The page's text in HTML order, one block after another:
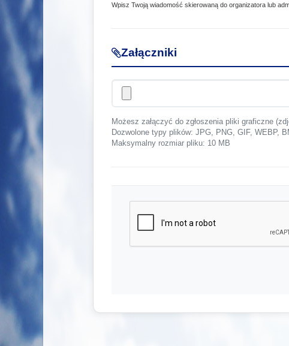
Wpisz Twoją wiadomość skierowaną do organizatora lub
Załączniki
Możesz załączyć do zgłoszenia pliki graficzne
Dozwolone typy plików: JPG, PNG, GIF, WEBP,
Maksymalny rozmiar pliku: 10 MB